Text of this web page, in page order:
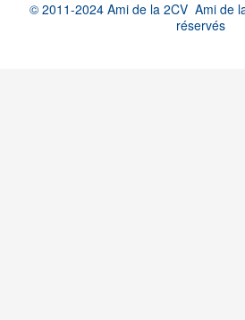
© 2011-2024 Ami de la 2CV Ami de
réservés